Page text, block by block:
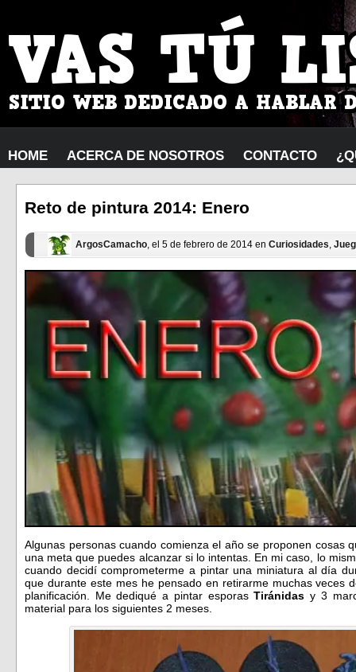
HOME ACERCA DE NOSOTROS CONTACTO
Reto de pintura 2014: Enero
ArgosCamacho, el 5 de febrero de 2014 en Curiosidades,
Algunas personas cuando comienza el año se proponen cosas
una meta que puedes alcanzar si lo intentas. En mi caso, lo
cuando decidí comprometerme a pintar una miniatura al día
que durante este mes he pensado en retirarme muchas veces
planificación. Me dediqué a pintar esporasTiránidas y 3
material para los siguientes 2 meses.